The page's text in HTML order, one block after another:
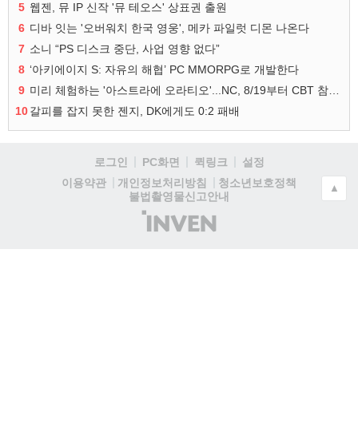
5 웹젠, 뮤 IP 신작 '뮤 테오스' 상표권 출원
6 디바 잇는 '오버워치 한국 영웅', 메카 파일럿 디몬 나온다
7 소니 “PS 디스크 중단, 사업 영향 없다”
8 ‘아키에이지 S: 자유의 해협’ PC MMORPG로 개발한다
9
10갈피를 잡지 못한 젠지, DK에게도 0:2 패배
로그인 PC화면 퀵링크
설정
이용약관
개인정보처리방침
청소년보호정책
불법촬영물신고안내
(주)
인
▲